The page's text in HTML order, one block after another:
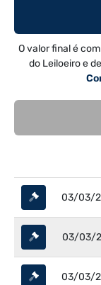
O valor final é
do Leiloeiro e
03/03/
03/03/
03/03/